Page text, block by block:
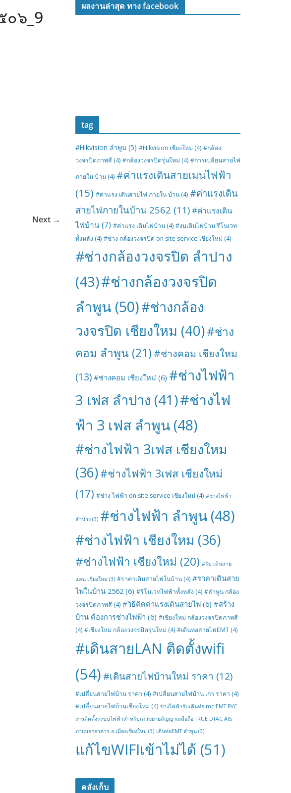
๐๖_9
Next →
ผลงานล่าสุด ทาง facebook
tag
#Hikvision ลำพูน (5) #Hikvision เชียงใหม่ (4) #กล้อง
วงจรปิดภาพสี (4) #กล้องวงจรปิดรุ่นใหม่ (4) #การเปลี่ยนสายไฟ
ภายใน บ้าน (4) #ค่าแรงเดินสายเมนไฟฟ้า
(15) #ค่าแรง เดินสายไฟ ภายใน บ้าน (4) #ค่าแรงเดิน
สายไฟภายในบ้าน 2562 (11) #ค่าแรงเดิน
ไฟบ้าน(7) #ค่าแรง เดินไฟบ้าน (4) #งบเดินไฟบ้าน รีโนเวท
ทั้งหลัง (4) #ช่าง กล้องวงจรปิด on site service เชียงใหม่ (4)
#ช่างกล้องวงจรปิด ลำปาง
(43)#ช่างกล้องวงจรปิด
ลำพูน (50)#ช่างกล้อง
วงจรปิด เชียงใหม (40)#ช่าง
คอม ลำพูน (21) #ช่างคอม เชียงใหม
(13) #ช่างคอม เชียงใหม่ (6) #ช่างไฟฟ้า
3 เฟส ลำปาง (41)#ช่างไฟ
ฟ้า 3 เฟส ลำพูน (48)
#ช่างไฟฟ้า 3เฟส เชียงใหม
(36)#ช่างไฟฟ้า 3เฟส เชียงใหม่
(17) #ช่าง ไฟฟ้า on site service เชียงใหม่ (4) #ช่างไฟฟ้า
ลำปาง (3) #ช่างไฟฟ้า ลำพูน (48)
#ช่างไฟฟ้า เชียงใหม (36)
#ช่างไฟฟ้า เชียงใหม่ (20) #รับ เดินสาย
แลน เชียงใหม่ (3) #ราคาเดินสายไฟในบ้าน (4) #ราคาเดินสาย
ไฟในบ้าน 2562 (6) #รีโนเวทไฟฟ้าทั้งหลัง (4) #ลำพูน กล้อง
วงจรปิดภาพสี (4) #วิธีคิดค่าแรงเดินสายไฟ (6) #สร้าง
บ้าน ต้องการช่างไฟฟ้า (6) #เชียงใหม่ กล้องวงจรปิดภาพสี
(4) #เชียงใหม่ กล้องวงจรปิดรุ่นใหม่ (4) #เดินท่อสายไฟEMT (4)
#เดินสายLAN ติดตั้งwifi
(54) #เดินสายไฟบ้านใหม่ ราคา (12)
#เปลี่ยนสายไฟบ้าน ราคา (4) #เปลี่ยนสายไฟบ้าน เก่า ราคา (4)
#เปลี่ยนสายไฟบ้านเชียงใหม่ (4) ช่างไฟฟ้ารับเดินท่อimc EMT PVC
งานติดตั้งระบบไฟฟ้าสำหรับเสาขยายสัญญาณมือถือ TRUE DTAC AIS
ภายนอกอาคาร อ.เมืองเชียงใหม่ (3) เดินท่อEMT ลำพูน (3)
แก้ไขWIFIเข้าไม่ได้ (51)
คลังเก็บ